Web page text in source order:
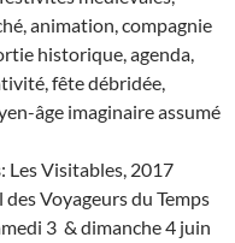
animation, compagnie
historique, agenda,
fête débridée,
âge imaginaire assumé
: Les Visitables, 2017
Voyageurs du Temps
3 & dimanche 4 juin